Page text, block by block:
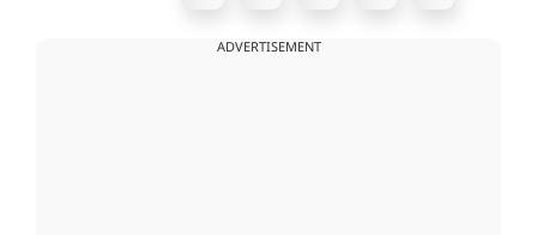
ADVERTISEMENT